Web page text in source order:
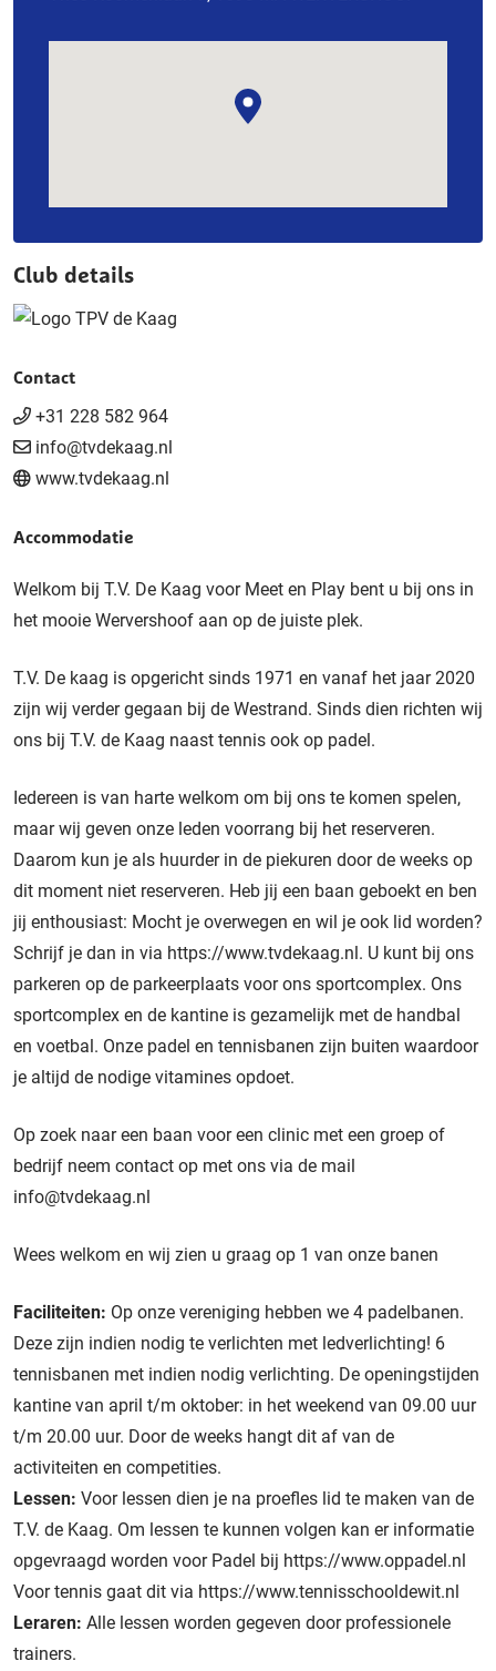
Club details
Contact
+31 228 582 964
info@tvdekaag.nl
www.tvdekaag.nl
Accommodatie
Welkom bij T.V. De Kaag voor Meet en Play bent u bij ons in
het mooie Wervershoof aan op de juiste plek.
T.V. De kaag is opgericht sinds 1971 en vanaf het jaar 2020
zijn wij verder gegaan bij de Westrand. Sinds dien richten wij
ons bij T.V. de Kaag naast tennis ook op padel.
Iedereen is van harte welkom om bij ons te komen spelen,
maar wij geven onze leden voorrang bij het reserveren.
Daarom kun je als huurder in de piekuren door de weeks op
dit moment niet reserveren. Heb jij een baan geboekt en ben
jij enthousiast: Mocht je overwegen en wil je ook lid worden?
Schrijf je dan in via https://www.tvdekaag.nl. U kunt bij ons
parkeren op de parkeerplaats voor ons sportcomplex. Ons
sportcomplex en de kantine is gezamelijk met de handbal
en voetbal. Onze padel en tennisbanen zijn buiten waardoor
je altijd de nodige vitamines opdoet.
Op zoek naar een baan voor een clinic met een groep of
bedrijf neem contact op met ons via de mail
info@tvdekaag.nl
Wees welkom en wij zien u graag op 1 van onze banen
Faciliteiten: Op onze vereniging hebben we 4 padelbanen.
Deze zijn indien nodig te verlichten met ledverlichting! 6
tennisbanen met indien nodig verlichting. De openingstijden
kantine van april t/m oktober: in het weekend van 09.00 uur
t/m 20.00 uur. Door de weeks hangt dit af van de
activiteiten en competities.
Lessen: Voor lessen dien je na proefles lid te maken van de
T.V. de Kaag. Om lessen te kunnen volgen kan er informatie
opgevraagd worden voor Padel bij https://www.oppadel.nl
Voor tennis gaat dit via https://www.tennisschooldewit.nl
Leraren: Alle lessen worden gegeven door professionele
trainers.